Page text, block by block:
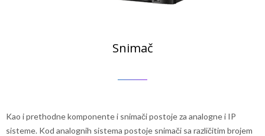
Snimač
Kao i prethodne komponente i snimači postoje za analogne i IP
sisteme. Kod analognih sistema postoje snimači sa različitim brojem